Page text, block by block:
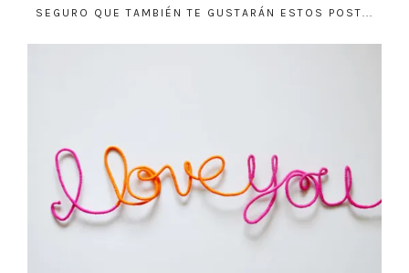
SEGURO QUE TAMBIÉN TE GUSTARÁN ESTOS POST...